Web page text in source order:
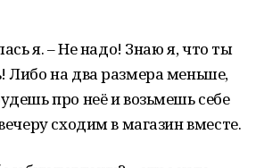
я. – Не надо! Знаю я, что ты
Либо на два размера меньше,
про неё и возьмешь себе
сходим в магазин вместе.